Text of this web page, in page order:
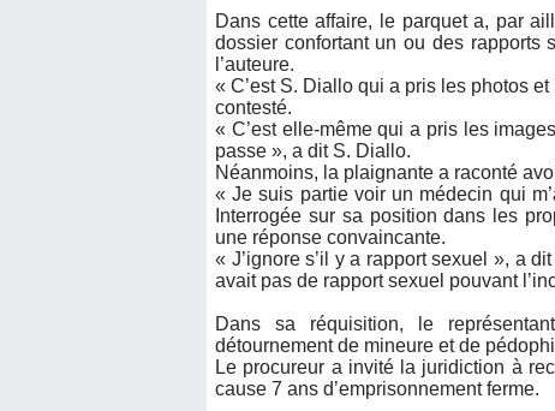
Dans cette affaire, le parquet a, par
dossier confortant un ou des rapports
l’auteure.
« C’est S. Diallo qui a pris les photos
contesté.
« C’est elle-même qui a pris les
passe », a dit S. Diallo.
Néanmoins, la plaignante a raconté
« Je suis partie voir un médecin qui
Interrogée sur sa position dans les
une réponse convaincante.
« J’ignore s’il y a rapport sexuel », a
avait pas de rapport sexuel pouvant
Dans sa réquisition, le
détournement de mineure et de
Le procureur a invité la juridiction à
cause 7 ans d’emprisonnement ferme.